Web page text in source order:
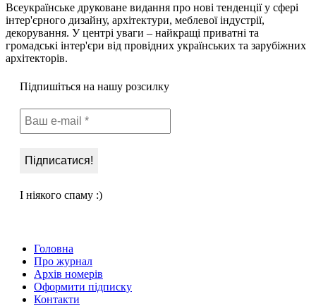
Всеукраїнське друковане видання про нові тенденції у сфері
інтер'єрного дизайну, архітектури, меблевої індустрії,
декорування. У центрі уваги – найкращі приватні та
громадські інтер'єри від провідних українських та зарубіжних
архітекторів.
Підпишіться на нашу розсилку
І ніякого спаму :)
Головна
Про журнал
Архів номерів
Оформити підписку
Контакти